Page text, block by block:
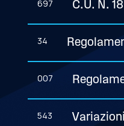
697 C.U. N.
34
007
543